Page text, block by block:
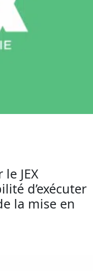
JEX
d’exécuter
la mise en